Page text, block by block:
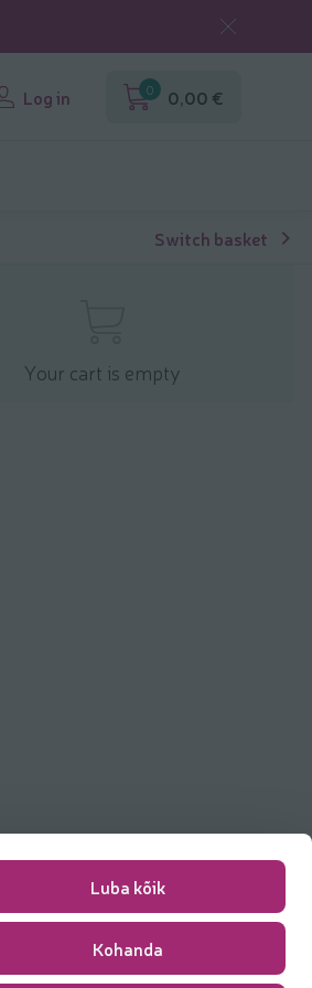
Luba kõik
Kohanda
Log in 0 0,00 €
Switch basket
Your cart is empty